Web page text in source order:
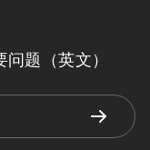
题（英文）